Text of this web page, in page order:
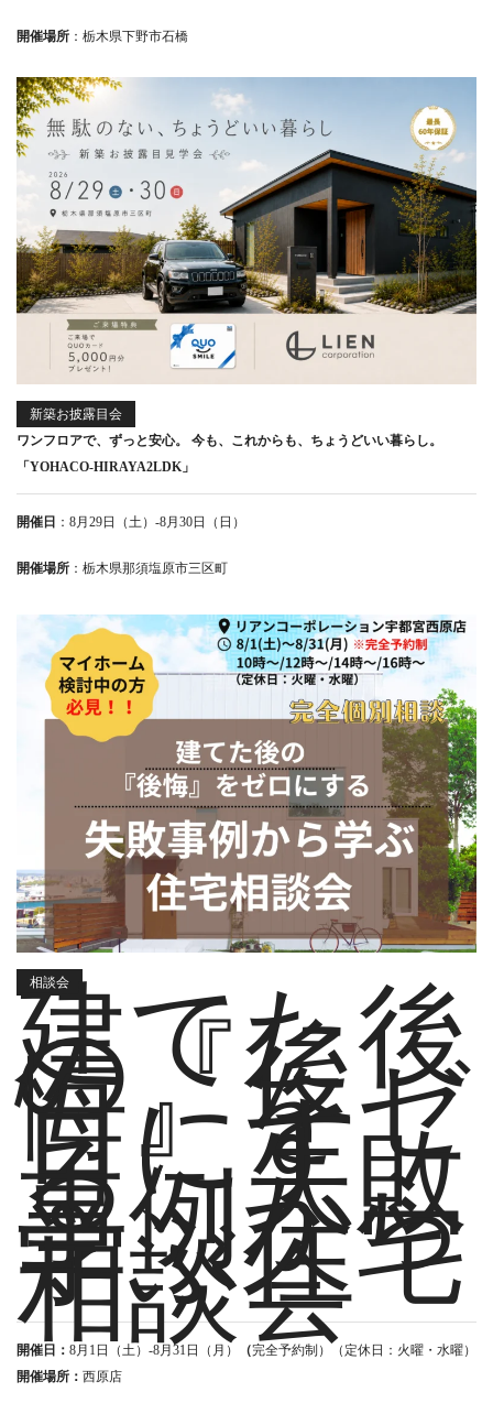
開催場所 ：栃木県下野市石橋
新築お披露目会
ワンフロアで、ずっと安心。 今も、これからも、ちょうどいい暮らし。
「YOHACO-HIRAYA2LDK」
開催日 ：8月29日（土）-8月30日（日）
開催場所 ：栃木県那須塩原市三区町
相談会
建てた後
の『後
悔』をゼ
ロにす
る、失敗
事例から
学ぶ住宅
相談会
開催日： 8月1日（土）-8月31日（月） （完全予約制）（定休日：火曜・水曜）
開催場所： 西原店